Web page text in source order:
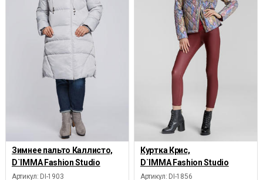
Зимнее пальто Каллисто,
D`IMMA Fashion Studio
Артикул: DI-1903
Куртка Крис,
D`IMMA Fashion Studio
Артикул: DI-1856